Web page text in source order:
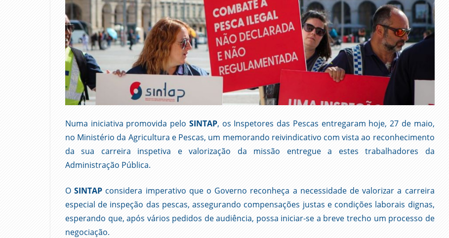
Numa iniciativa promovida pelo SINTAP, os Inspetores das Pescas entregaram hoje, 27 de maio,
no Ministério da Agricultura e Pescas, um memorando reivindicativo com vista ao reconhecimento
da sua carreira inspetiva e valorização da missão entregue a estes trabalhadores da
Administração Pública.
OSINTAP considera imperativo que o Governo reconheça a necessidade de valorizar a carreira
especial de inspeção das pescas, assegurando compensações justas e condições laborais dignas,
esperando que, após vários pedidos de audiência, possa iniciar-se a breve trecho um processo de
negociação.